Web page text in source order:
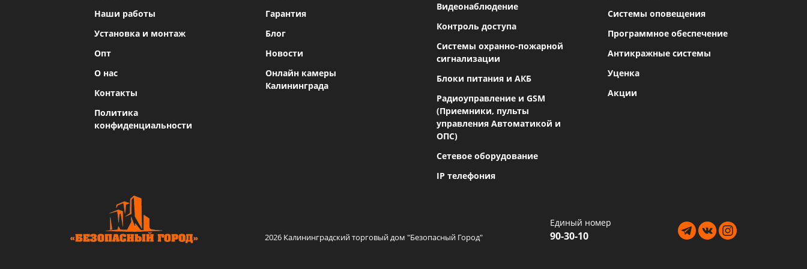
Наши работы
Установка и монтаж
Опт
О нас
Контакты
Политика
конфиденциальности
Гарантия
Блог
Новости
Онлайн камеры
Калининграда
Видеонаблюдение
Контроль доступа
Системы охранно-пожарной
сигнализации
Блоки питания и АКБ
Радиоуправление и GSM
(Приемники, пульты
управления Автоматикой и
ОПС)
Сетевое оборудование
IP телефония
Системы оповещения
Программное обеспечение
Антикражные системы
Уценка
Акции
2026 Калининградский торговый дом "Безопасный Город"
Единый номер
90-30-10